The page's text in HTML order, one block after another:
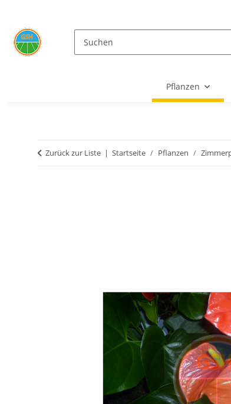
Pflanzen
Zurück zur Liste Startseite Pflanzen